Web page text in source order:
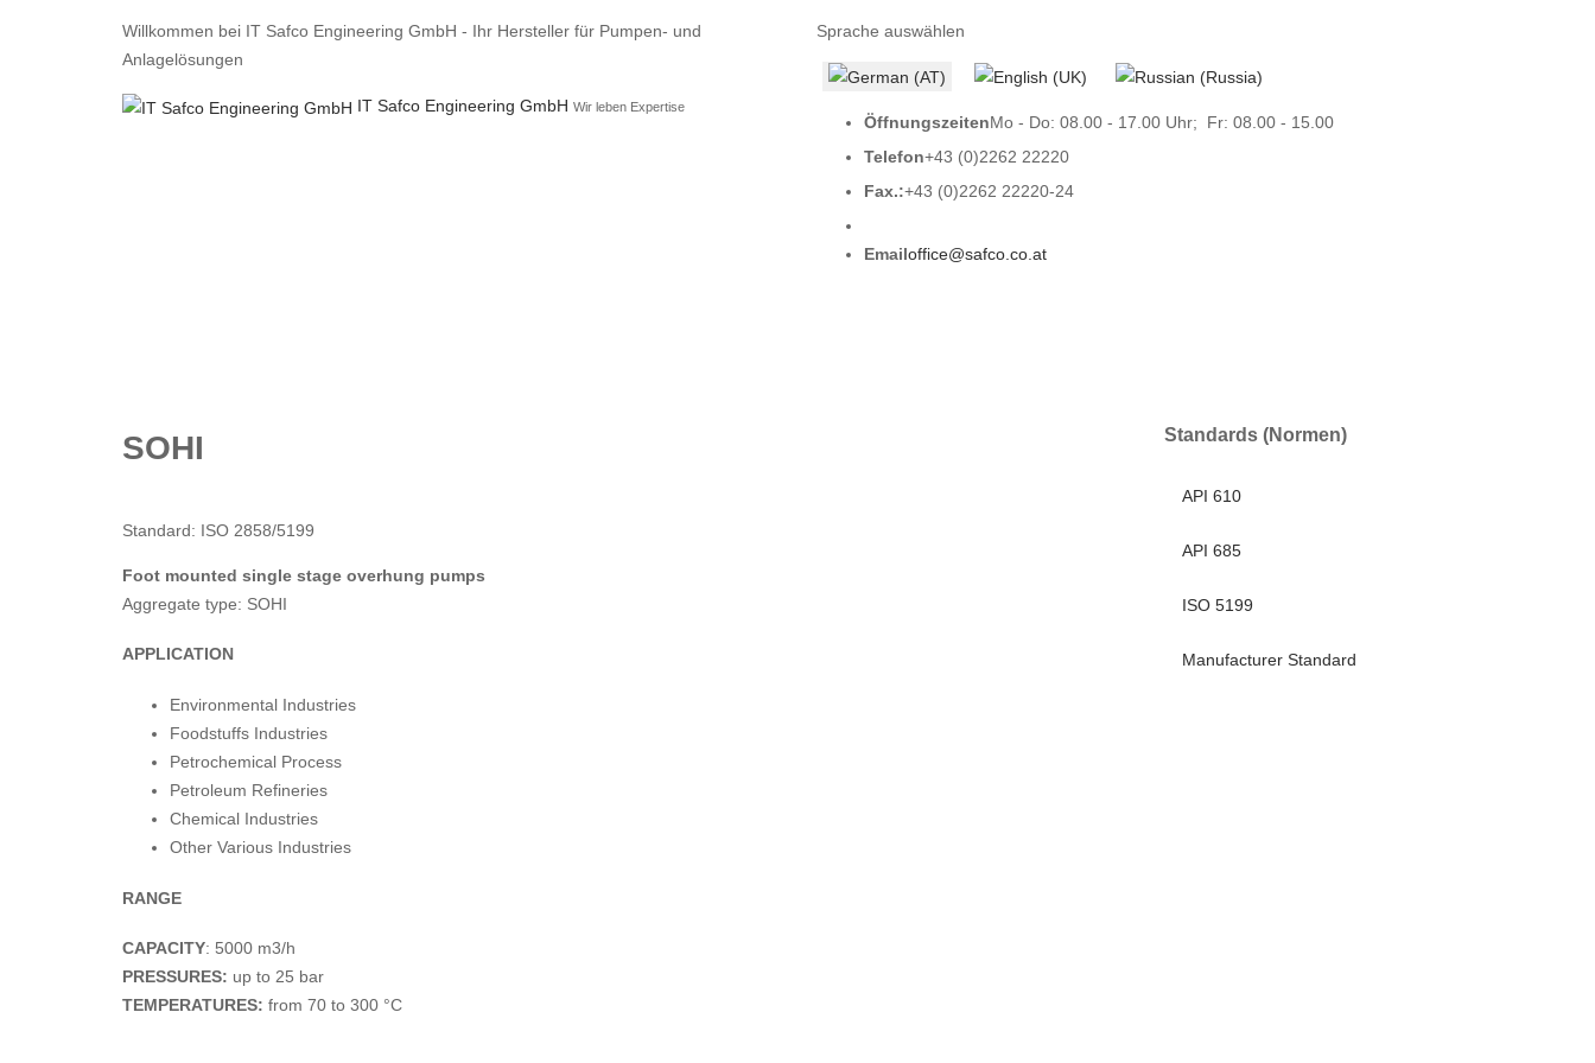
Willkommen bei IT Safco Engineering GmbH - Ihr Hersteller für Pumpen- und
Anlagelösungen
Sprache auswählen
IT Safco Engineering GmbH Wir leben Expertise
ÖffnungszeitenMo - Do: 08.00 - 17.00 Uhr; Fr: 08.00 - 15.00
Telefon+43 (0)2262 22220
Fax.:+43 (0)2262 22220-24
Emailoffice@safco.co.at
SOHI
Standard: ISO 2858/5199
Foot mounted single stage overhung pumps
Aggregate type: SOHI
APPLICATION
Environmental Industries
Foodstuffs Industries
Petrochemical Process
Petroleum Refineries
Chemical Industries
Other Various Industries
RANGE
CAPACITY: 5000 m3/h
PRESSURES: up to 25 bar
TEMPERATURES: from 70 to 300 °C
Standards (Normen)
API 610
API 685
ISO 5199
Manufacturer Standard